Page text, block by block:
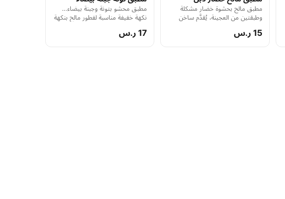
مطبق مالح بحشوة خضار مشكلة
وطبقتين من العجينة، يُقدَّم ساخن
15 ر.س
مطبق محشو بتونة وجبنة بيضاء…
نكهة خفيفة مناسبة لفطور مالح بنكهة
17 ر.س